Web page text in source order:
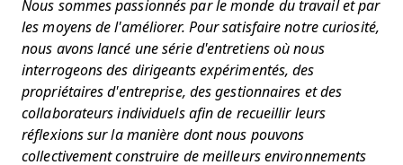
Nous sommes passionnés par le monde du travail et par
les moyens de l'améliorer. Pour satisfaire notre curiosité,
nous avons lancé une série d'entretiens où nous
interrogeons des dirigeants expérimentés, des
propriétaires d'entreprise, des gestionnaires et des
collaborateurs individuels afin de recueillir leurs
réflexions sur la manière dont nous pouvons
collectivement construire de meilleurs environnements